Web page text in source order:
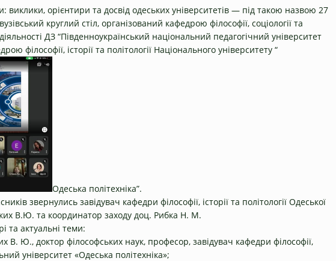
виклики, орієнтири та досвід одеських університетів — під такою назвою 27
круглий стіл, організований кафедрою філософії, соціології та
ДЗ “Південноукраїнський національний педагогічний університет
філософії, історії та політології Національного університету “
Одеська політехніка”.
звернулись завідувач кафедри філософії, історії та політології Одеської
В.Ю. та координатор заходу доц. Рибка Н. М.
та актуальні теми:
В. Ю., доктор філософських наук, професор, завідувач кафедри філософії,
університет «Одеська політехніка»;